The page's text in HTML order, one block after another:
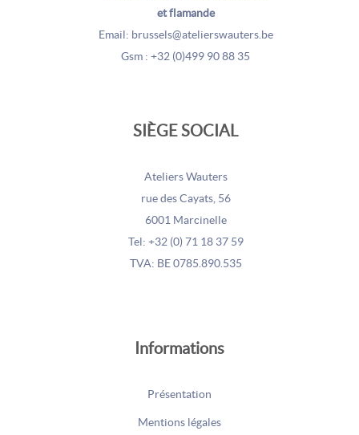
et flamande
Email: brussels@atelierswauters.be
Gsm : +32 (0)499 90 88 35
SIÈGE SOCIAL
Ateliers Wauters
rue des Cayats, 56
6001 Marcinelle
Tel: +32 (0) 71 18 37 59
TVA: BE 0785.890.535
Informations
Présentation
Mentions légales